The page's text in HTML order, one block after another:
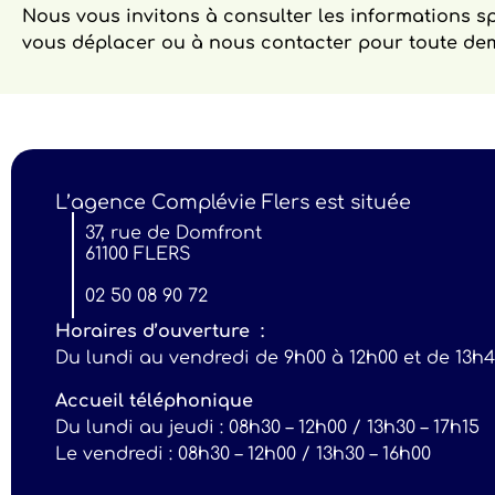
Nous vous invitons à consulter les informations
vous déplacer ou à nous contacter pour toute
L’agence Complévie Flers est située
37, rue de Domfront
61100 FLERS
02 50 08 90 72
Horaires d’ouverture :
Du lundi au vendredi de 9h00 à 12h00 et de
Accueil téléphonique
Du lundi au jeudi : 08h30 – 12h00 / 13h30 – 17h15
Le vendredi : 08h30 – 12h00 / 13h30 – 16h00